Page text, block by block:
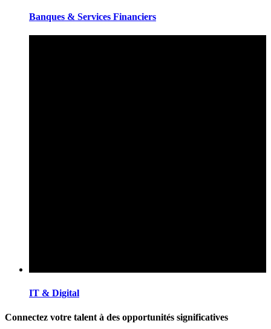
Banques & Services Financiers
IT & Digital
Connectez votre talent à des opportunités significatives